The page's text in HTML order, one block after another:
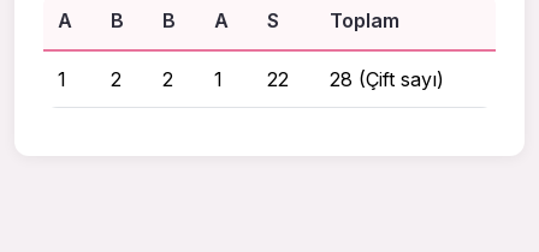
A
B B A S Toplam
1 2 2 1 22 28 (Çift sayı)